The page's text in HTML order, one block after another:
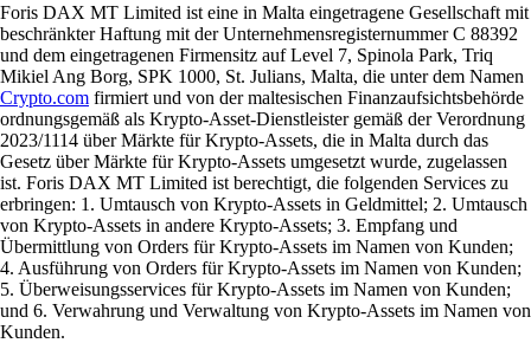
Foris DAX MT Limited ist eine in Malta eingetragene Gesellschaft mit
beschränkter Haftung mit der Unternehmensregisternummer C 88392
und dem eingetragenen Firmensitz auf Level 7, Spinola Park, Triq
Mikiel Ang Borg, SPK 1000, St. Julians, Malta, die unter dem Namen
Crypto.com firmiert und von der maltesischen Finanzaufsichtsbehörde
ordnungsgemäß als Krypto-Asset-Dienstleister gemäß der Verordnung
2023/1114 über Märkte für Krypto-Assets, die in Malta durch das
Gesetz über Märkte für Krypto-Assets umgesetzt wurde, zugelassen
ist. Foris DAX MT Limited ist berechtigt, die folgenden Services zu
erbringen: 1. Umtausch von Krypto-Assets in Geldmittel; 2. Umtausch
von Krypto-Assets in andere Krypto-Assets; 3. Empfang und
Übermittlung von Orders für Krypto-Assets im Namen von Kunden;
4. Ausführung von Orders für Krypto-Assets im Namen von Kunden;
5. Überweisungsservices für Krypto-Assets im Namen von Kunden;
und 6. Verwahrung und Verwaltung von Krypto-Assets im Namen von
Kunden.